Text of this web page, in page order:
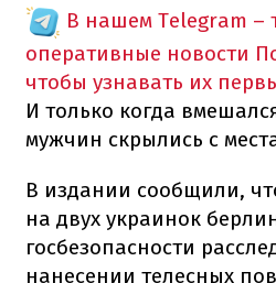
В нашем Telegram –
оперативные новости
чтобы узнавать их
И только когда
мужчин скрылись с
В издании сообщили,
на двух украинок
госбезопасности
нанесении телесных